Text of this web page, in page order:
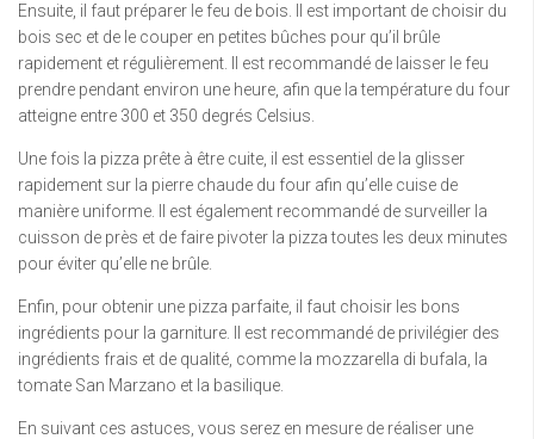
Ensuite, il faut préparer le feu de bois. Il est important de choisir du
bois sec et de le couper en petites bûches pour qu’il brûle
rapidement et régulièrement. Il est recommandé de laisser le feu
prendre pendant environ une heure, afin que la température du four
atteigne entre 300 et 350 degrés Celsius.
Une fois la pizza prête à être cuite, il est essentiel de la glisser
rapidement sur la pierre chaude du four afin qu’elle cuise de
manière uniforme. Il est également recommandé de surveiller la
cuisson de près et de faire pivoter la pizza toutes les deux minutes
pour éviter qu’elle ne brûle.
Enfin, pour obtenir une pizza parfaite, il faut choisir les bons
ingrédients pour la garniture. Il est recommandé de privilégier des
ingrédients frais et de qualité, comme la mozzarella di bufala, la
tomate San Marzano et la basilique.
En suivant ces astuces, vous serez en mesure de réaliser une